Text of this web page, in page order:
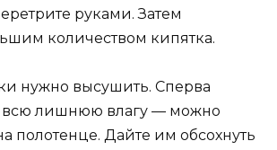
руками. Затем
количеством кипятка.
нужно высушить. Сперва
всю лишнюю влагу — можно
полотенце. Дайте им обсохнуть